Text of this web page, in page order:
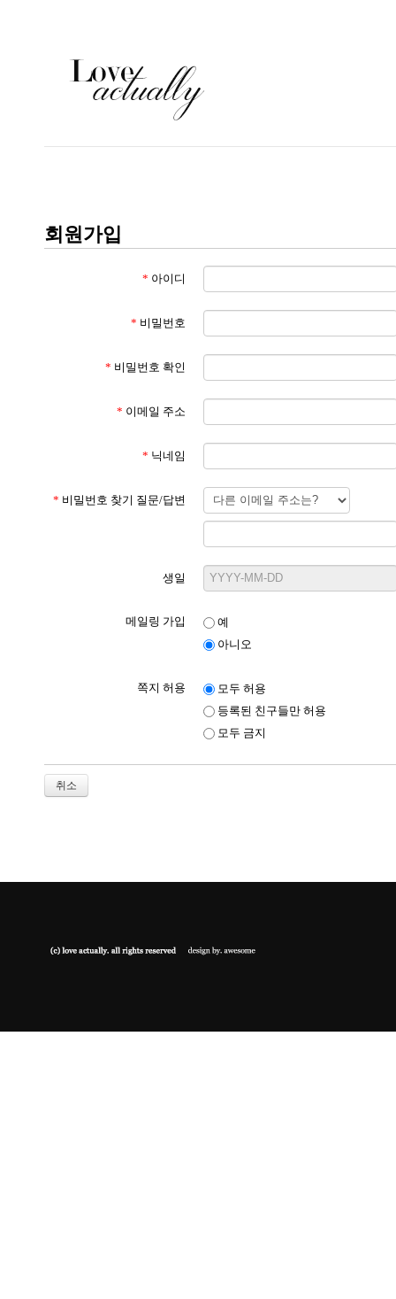
회원가입
* 아이디
* 비밀번호
* 비밀번호 확인
* 이메일 주소
* 닉네임
* 비밀번호 찾기 질문/답변
생일
메일링 가입
예
아니오
쪽지 허용
모두 허용
등록된 친구들만 허용
모두 금지
취소